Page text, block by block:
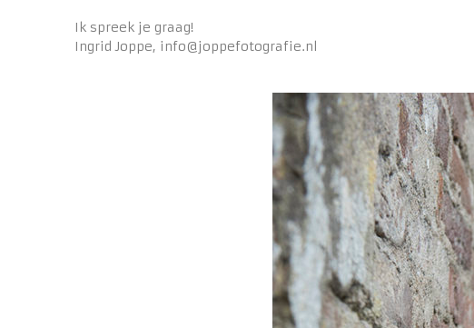
Ik spreek je graag!
Ingrid Joppe, info@joppefotografie.nl